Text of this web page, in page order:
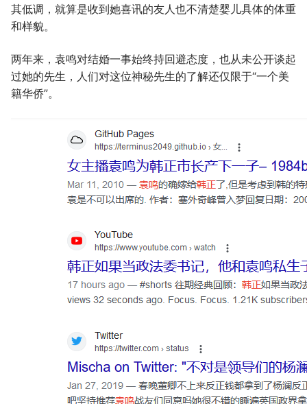
其低调，就算是收到她喜讯的友人也不清楚婴儿具体的体重
和样貌。
两年来，袁鸣对结婚一事始终持回避态度，也从未公开谈起
过她的先生，人们对这位神秘先生的了解还仅限于“一个美
籍华侨”。